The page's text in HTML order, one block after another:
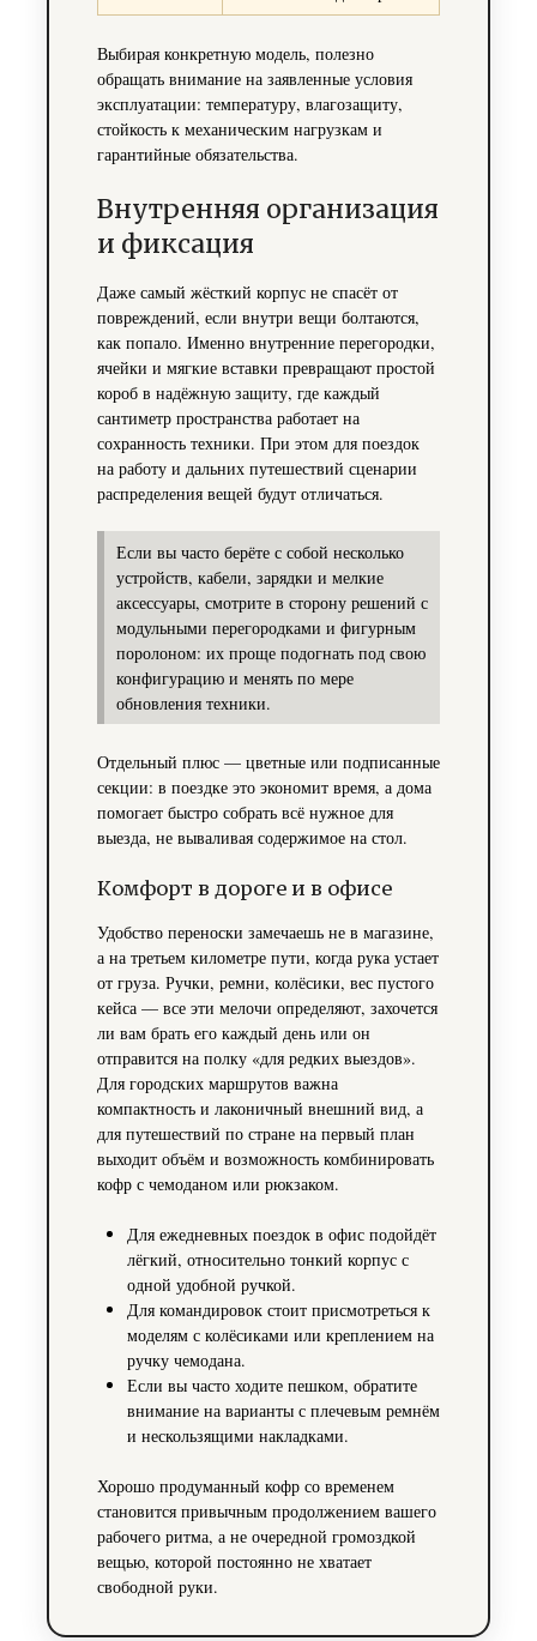
Выбирая конкретную модель, полезно
обращать внимание на заявленные условия
эксплуатации: температуру, влагозащиту,
стойкость к механическим нагрузкам и
гарантийные обязательства.
Внутренняя организация
и фиксация
Даже самый жёсткий корпус не спасёт от
повреждений, если внутри вещи болтаются,
как попало. Именно внутренние перегородки,
ячейки и мягкие вставки превращают простой
короб в надёжную защиту, где каждый
сантиметр пространства работает на
сохранность техники. При этом для поездок
на работу и дальних путешествий сценарии
распределения вещей будут отличаться.
Если вы часто берёте с собой несколько
устройств, кабели, зарядки и мелкие
аксессуары, смотрите в сторону решений с
модульными перегородками и фигурным
поролоном: их проще подогнать под свою
конфигурацию и менять по мере
обновления техники.
Отдельный плюс — цветные или подписанные
секции: в поездке это экономит время, а дома
помогает быстро собрать всё нужное для
выезда, не вываливая содержимое на стол.
Комфорт в дороге и в офисе
Удобство переноски замечаешь не в магазине,
а на третьем километре пути, когда рука устает
от груза. Ручки, ремни, колёсики, вес пустого
кейса — все эти мелочи определяют, захочется
ли вам брать его каждый день или он
отправится на полку «для редких выездов».
Для городских маршрутов важна
компактность и лаконичный внешний вид, а
для путешествий по стране на первый план
выходит объём и возможность комбинировать
кофр с чемоданом или рюкзаком.
Для ежедневных поездок в офис подойдёт
лёгкий, относительно тонкий корпус с
одной удобной ручкой.
Для командировок стоит присмотреться к
моделям с колёсиками или креплением на
ручку чемодана.
Если вы часто ходите пешком, обратите
внимание на варианты с плечевым ремнём
и нескользящими накладками.
Хорошо продуманный кофр со временем
становится привычным продолжением вашего
рабочего ритма, а не очередной громоздкой
вещью, которой постоянно не хватает
свободной руки.